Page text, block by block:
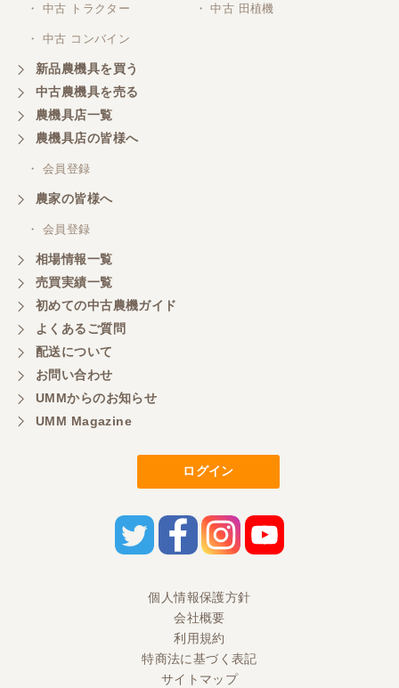
・ 中古 トラクター ・ 中古 田植機
・ 中古 コンバイン
新品農機具を買う
中古農機具を売る
農機具店一覧
農機具店の皆様へ
・ 会員登録
農家の皆様へ
・ 会員登録
相場情報一覧
売買実績一覧
初めての中古農機ガイド
よくあるご質問
配送について
お問い合わせ
UMMからのお知らせ
UMM Magazine
ログイン
個人情報保護方針
会社概要
利用規約
特商法に基づく表記
サイトマップ